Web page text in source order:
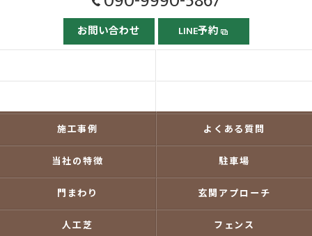
お問い合わせ LINE予約
施工事例 よくある質問
当社の特徴 駐車場
門まわり 玄関アプローチ
人工芝 フェンス